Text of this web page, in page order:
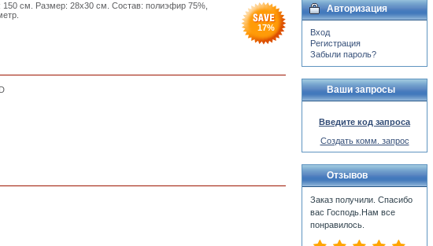
см. Размер: 28x30 см. Состав: полиэфир 75%,
17%
Авторизация
Вход
Регистрация
Забыли пароль?
Ваши запросы
Введите код запроса
Создать комм. запрос
Отзывов
Заказ получили. Спасибо
вас Господь.Нам все
понравилось.